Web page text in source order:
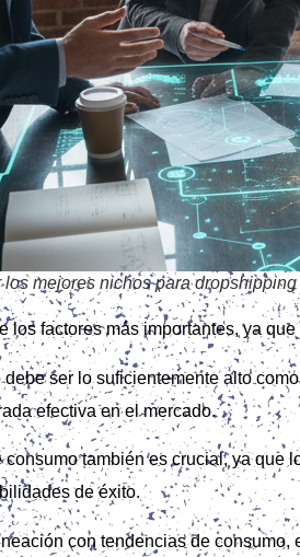
mejores nichos para
los factores más importantes, ya
ser lo suficientemente alto
efectiva en el mercado.
también es crucial, ya
de éxito.
con tendencias de